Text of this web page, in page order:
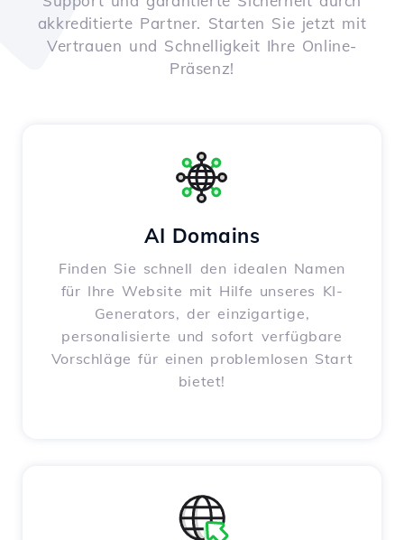
akkreditierte Partner. Starten Sie jetzt mit
Vertrauen und Schnelligkeit Ihre Online-
Präsenz!
AI Domains
Finden Sie schnell den idealen Namen
für Ihre Website mit Hilfe unseres KI-
Generators, der einzigartige,
personalisierte und sofort verfügbare
Vorschläge für einen problemlosen Start
bietet!